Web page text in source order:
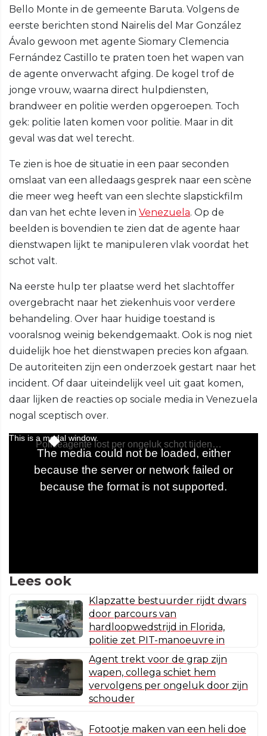
Bello Monte in de gemeente Baruta. Volgens de
eerste berichten stond Nairelis del Mar González
Ávalo gewoon met agente Siomary Clemencia
Fernández Castillo te praten toen het wapen van
de agente onverwacht afging. De kogel trof de
jonge vrouw, waarna direct hulpdiensten,
brandweer en politie werden opgeroepen. Toch
gek: politie laten komen voor politie. Maar in dit
geval was dat wel terecht.
Te zien is hoe de situatie in een paar seconden
omslaat van een alledaags gesprek naar een scène
die meer weg heeft van een slechte slapstickfilm
dan van het echte leven in Venezuela. Op de
beelden is bovendien te zien dat de agente haar
dienstwapen lijkt te manipuleren vlak voordat het
schot valt.
Na eerste hulp ter plaatse werd het slachtoffer
overgebracht naar het ziekenhuis voor verdere
behandeling. Over haar huidige toestand is
vooralsnog weinig bekendgemaakt. Ook is nog niet
duidelijk hoe het dienstwapen precies kon afgaan.
De autoriteiten zijn een onderzoek gestart naar het
incident. Of daar uiteindelijk veel uit gaat komen,
daar lijken de reacties op sociale media in Venezuela
nogal sceptisch over.
Lees ook
Klapzatte bestuurder rijdt dwars
door parcours van
hardloopwedstrijd in Florida,
politie zet PIT-manoeuvre in
Agent trekt voor de grap zijn
wapen, collega schiet hem
vervolgens per ongeluk door zijn
schouder
Fotootje maken van een heli doe